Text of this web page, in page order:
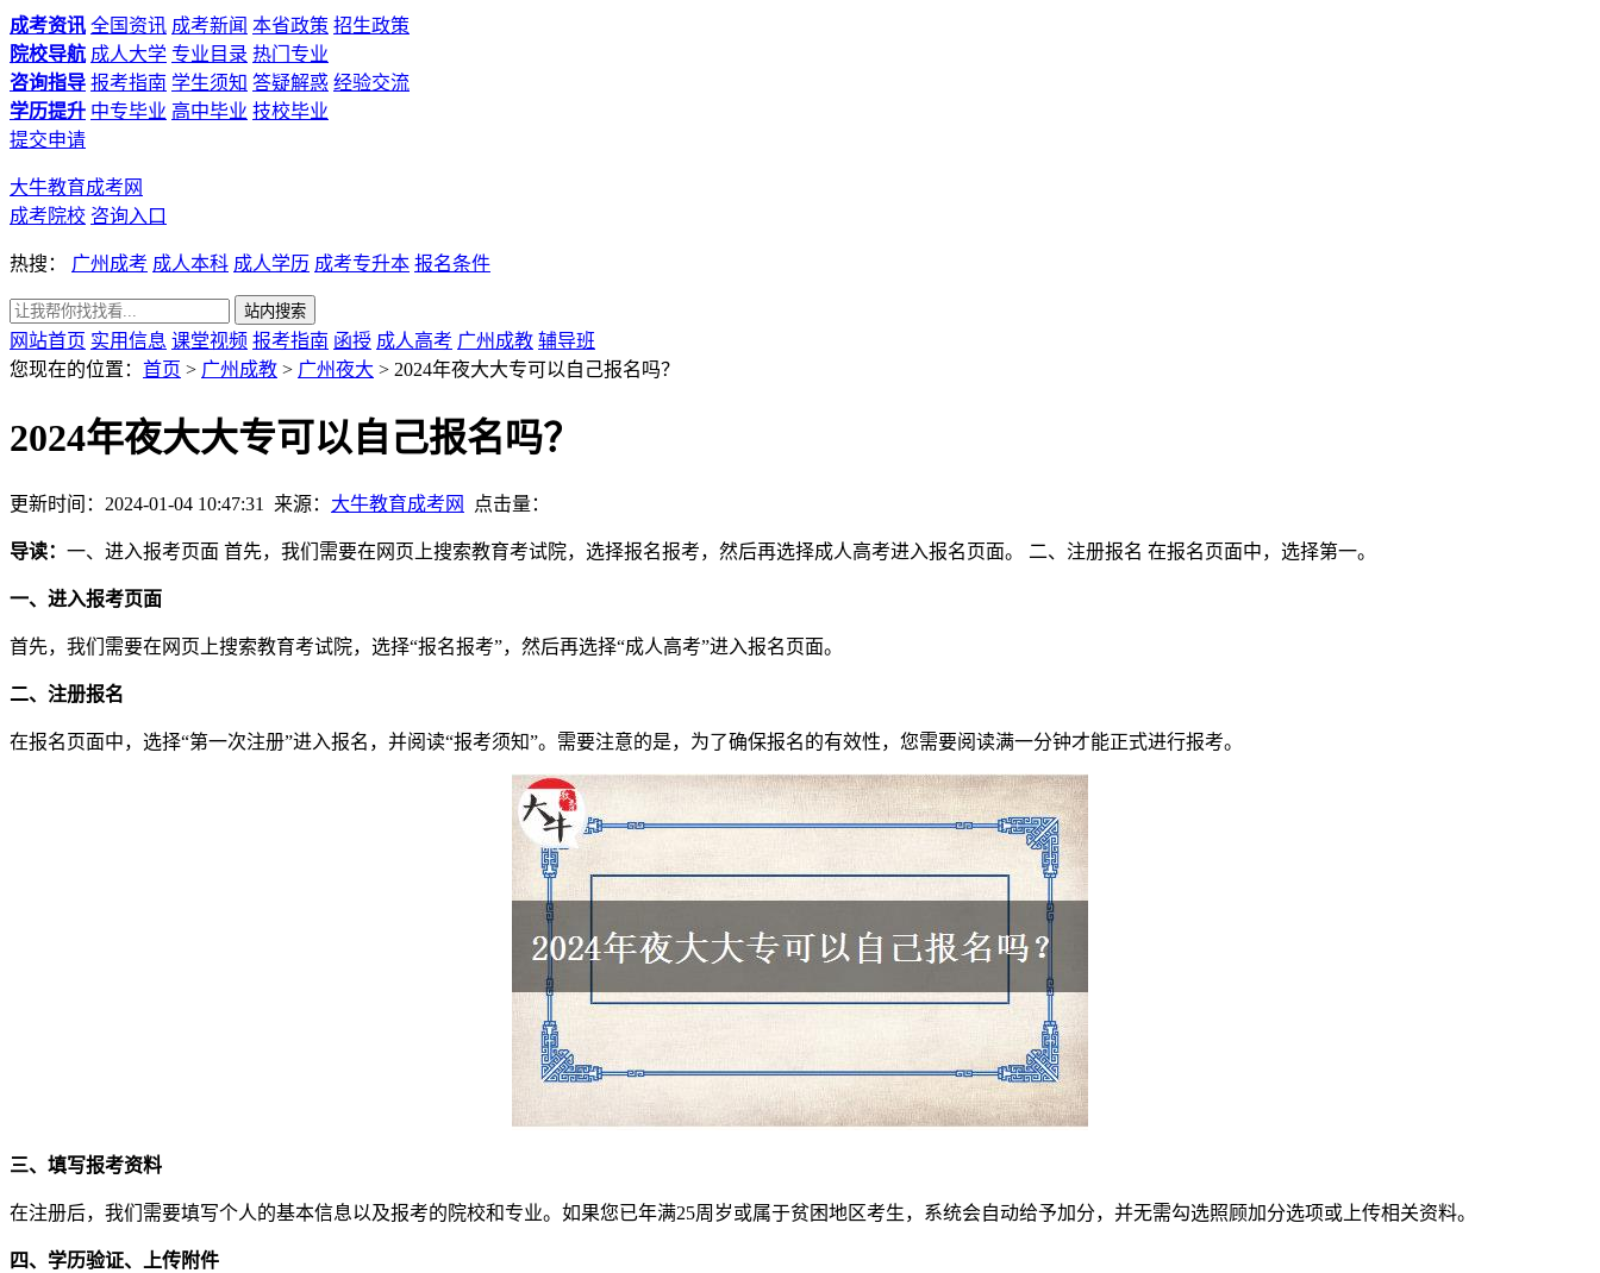
成考资讯 全国资讯 成考新闻 本省政策 招生政策
院校导航 成人大学 专业目录 热门专业
咨询指导 报考指南 学生须知 答疑解惑 经验交流
学历提升 中专毕业 高中毕业 技校毕业
提交申请
大牛教育成考网
成考院校 咨询入口
热搜： 广州成考 成人本科 成人学历 成考专升本 报名条件
网站首页 实用信息 课堂视频 报考指南 函授 成人高考 广州成教 辅导班
您现在的位置： 首页 > 广州成教 > 广州夜大 > 2024年夜大大专可以自己报名吗？
2024年夜大大专可以自己报名吗？
更新时间：2024-01-04 10:47:31 来源： 大牛教育成考网 点击量：
导读： 一、进入报考页面 首先，我们需要在网页上搜索教育考试院，选择报名报考，然后再选择成人高考进入报名页面。 二、注册报名 在报名页面中，选择第一。
一、进入报考页面
首先，我们需要在网页上搜索教育考试院，选择“报名报考”，然后再选择“成人高考”进入报名页面。
二、注册报名
在报名页面中，选择“第一次注册”进入报名，并阅读“报考须知”。需要注意的是，为了确保报名的有效性，您需要阅读满一分钟才能正式进行报考。
三、填写报考资料
在注册后，我们需要填写个人的基本信息以及报考的院校和专业。如果您已年满25周岁或属于贫困地区考生，系统会自动给予加分，并无需勾选照顾加分选项或上传相关资料。
四、学历验证、上传附件